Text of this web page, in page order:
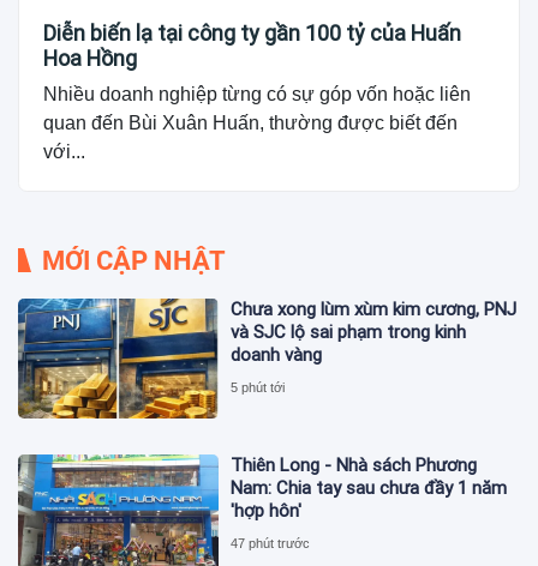
Diễn biến lạ tại công ty gần 100 tỷ của Huấn
Hoa Hồng
Nhiều doanh nghiệp từng có sự góp vốn hoặc liên
quan đến Bùi Xuân Huấn, thường được biết đến
với...
MỚI CẬP NHẬT
Chưa xong lùm xùm kim cương, PNJ
và SJC lộ sai phạm trong kinh
doanh vàng
5 phút tới
Thiên Long - Nhà sách Phương
Nam: Chia tay sau chưa đầy 1 năm
'hợp hôn'
47 phút trước